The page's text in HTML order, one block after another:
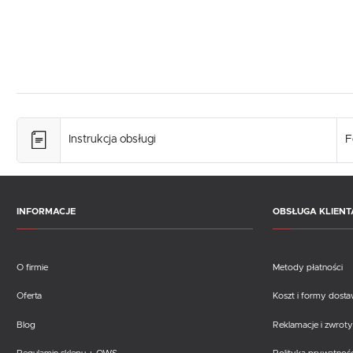
Instrukcja obsługi
INFORMACJE
O firmie
Oferta
Blog
OBSŁUGA
Metody płatności
Koszt i formy
Reklamacje i zwroty